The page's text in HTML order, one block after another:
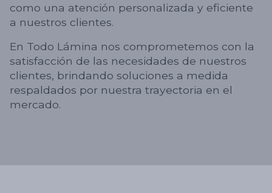
como una atención personalizada y eficiente
a nuestros clientes.
En Todo Lámina nos comprometemos con la
satisfacción de las necesidades de nuestros
clientes, brindando soluciones a medida
respaldados por nuestra trayectoria en el
mercado.